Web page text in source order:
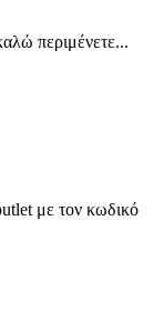
περιμένετε...
με τον κωδικό